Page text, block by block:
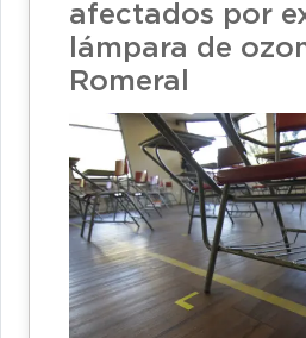
afectados por
lámpara de
Romeral